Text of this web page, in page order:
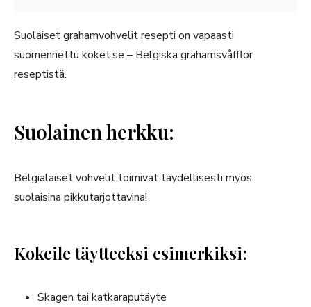
Suolaiset grahamvohvelit resepti on vapaasti
suomennettu koket.se – Belgiska grahamsvåfflor
reseptistä.
Suolainen herkku:
Belgialaiset vohvelit toimivat täydellisesti myös
suolaisina pikkutarjottavina!
Kokeile täytteeksi esimerkiksi:
Skagen tai katkaraputäyte